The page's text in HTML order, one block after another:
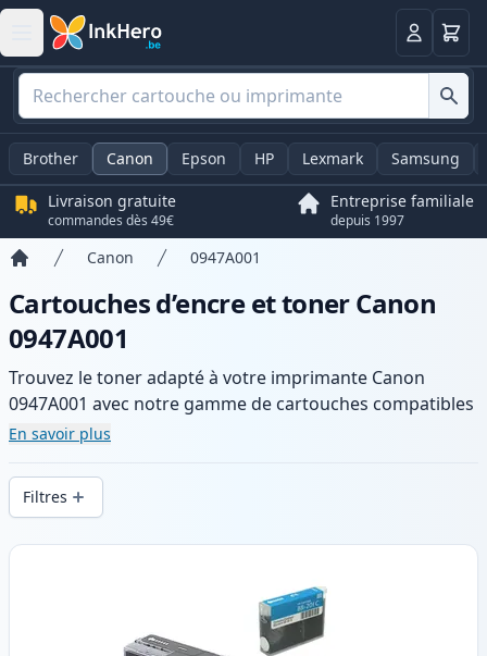
Panier
Brother Canon Epson HP Lexmark Samsung
Livraison gratuite
commandes dès 49€
Entreprise familiale
depuis 1997
Canon 0947A001
Cartouches d’encre et toner Canon
0947A001
Trouvez le toner adapté à votre imprimante Canon
0947A001 avec notre gamme de cartouches compatibles
et haute capacité. Profitez d’une qualité d’impression
en .
En savoir plus
Filtres
Produits